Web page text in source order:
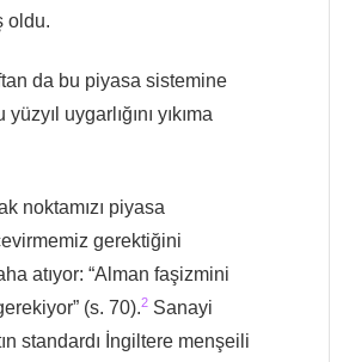
oldu.
da bu piyasa sistemine
uygarlığını yıkıma
noktamızı piyasa
gerektiğini
atıyor: “Alman faşizmini
(s. 70).2 Sanayi
standardı İngiltere menşeili